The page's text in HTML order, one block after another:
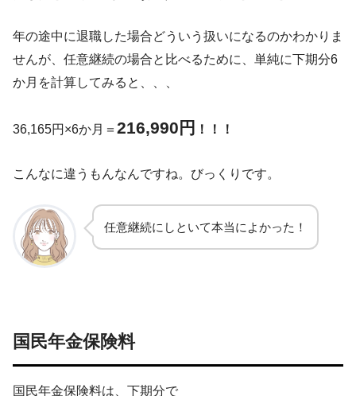
年の途中に退職した場合どういう扱いになるのかわかりま
せんが、任意継続の場合と比べるために、単純に下期分6
か月を計算してみると、、、
36,165円×6か月＝ 216,990円 ！！！
こんなに違うもんなんですね。びっくりです。
任意継続にしといて本当によかった！
国民年金保険料
国民年金保険料は、下期分で